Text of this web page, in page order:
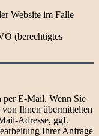
Website im Falle
(berechtigtes
per E-Mail. Wenn Sie
Ihnen übermittelten
Adresse, ggf.
Ihrer Anfrage